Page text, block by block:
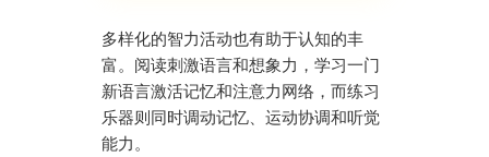
多样化的智力活动也有助于认知的丰
富。阅读刺激语言和想象力，学习一门
新语言激活记忆和注意力网络，而练习
乐器则同时调动记忆、运动协调和听觉
能力。